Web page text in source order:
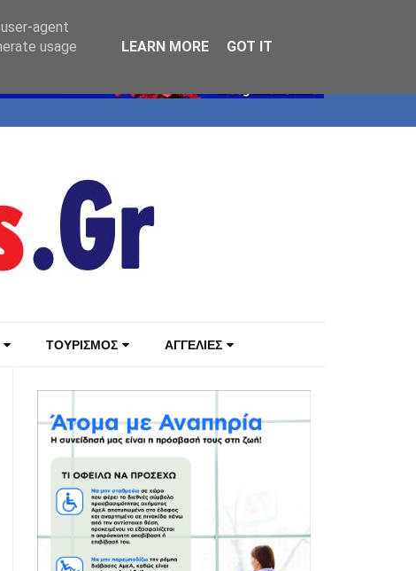
ΤΟΥΡΙΣΜΟΣ ΑΓΓΕΛΙΕΣ
agent
usage
LEARN MORE GOT IT